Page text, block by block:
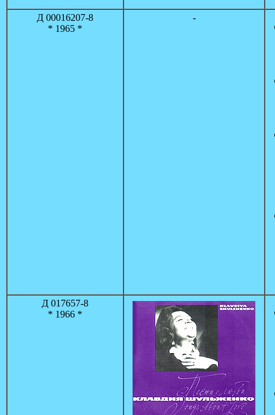
Д 00016207-8
* 1965 *
-
Д 017657-8
* 1966 *